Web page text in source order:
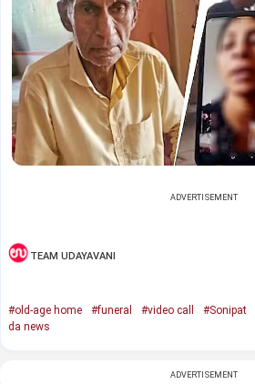
ADVERTISEMENT
TEAM UDAYAVANI
#old-age home #funeral #video call #Sonipat
da news
ADVERTISEMENT